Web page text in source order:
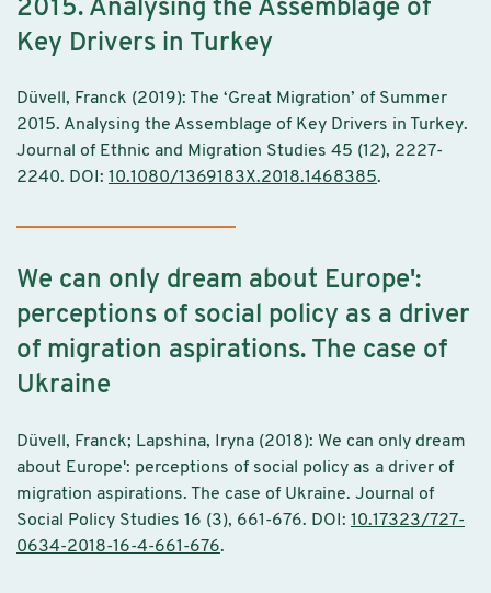
2015. Analysing the Assemblage of
Key Drivers in Turkey
Düvell, Franck (2019): The ‘Great Migration’ of Summer
2015. Analysing the Assemblage of Key Drivers in Turkey.
Journal of Ethnic and Migration Studies 45 (12), 2227-
2240. DOI: 10.1080/1369183X.2018.1468385.
We can only dream about Europe':
perceptions of social policy as a driver
of migration aspirations. The case of
Ukraine
Düvell, Franck; Lapshina, Iryna (2018): We can only dream
about Europe': perceptions of social policy as a driver of
migration aspirations. The case of Ukraine. Journal of
Social Policy Studies 16 (3), 661-676. DOI: 10.17323/727-
0634-2018-16-4-661-676.